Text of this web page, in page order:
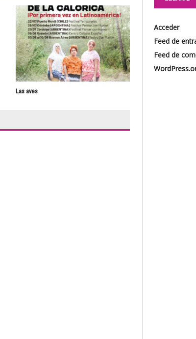
Las aves
La Falcón
Acceder
Feed de
Feed de